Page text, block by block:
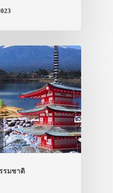
รมชาติ